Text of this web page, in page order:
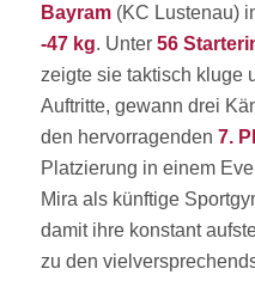
Bayram(KC Lustenau)
-47 kg. Unter 56
zeigte sie taktisch kluge
Auftritte, gewann drei
den hervorragenden 7.
Platzierung in einem
Mira als künftige
damit ihre konstant
zu den